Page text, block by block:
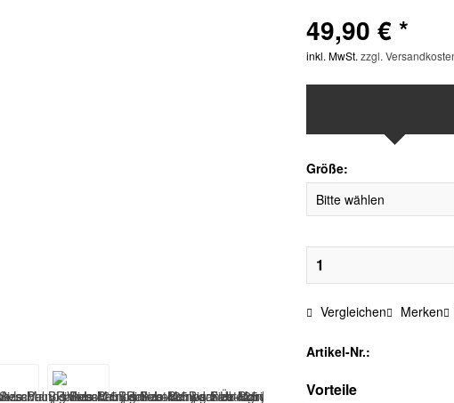
49,90 € *
inkl. MwSt. zzgl.
Größe:
Vergleichen Merken
Artikel-Nr.:
Vorteile